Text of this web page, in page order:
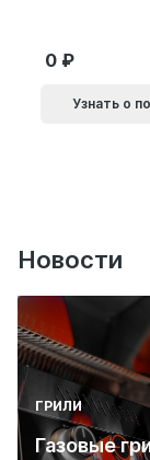
0
Узнать о
Новости
ГРИЛИ
Газовые